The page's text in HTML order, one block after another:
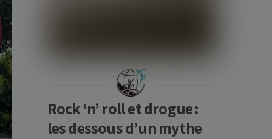
Rock ‘n’ roll et drogue :
les dessous d’un mythe